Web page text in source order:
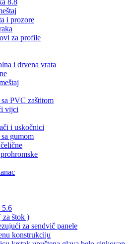
8.8
i prozore
za profile
i drvena vrata
PVC zaštitom
vijci
i uskočnici
gumom
5.6
za štok )
za sendvič panele
konstrukciju